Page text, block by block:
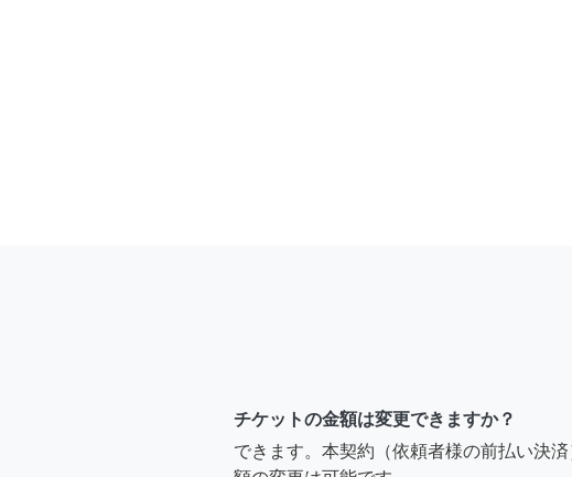
チケットの金額は変更できますか？
できます。本契約（依頼者様の前払い決